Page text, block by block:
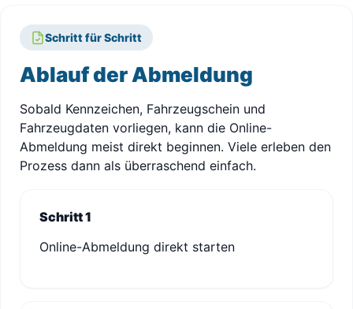
Schritt für Schritt
Ablauf der Abmeldung
Sobald Kennzeichen, Fahrzeugschein und
Fahrzeugdaten vorliegen, kann die Online-
Abmeldung meist direkt beginnen. Viele erleben den
Prozess dann als überraschend einfach.
Schritt 1
Online-Abmeldung direkt starten